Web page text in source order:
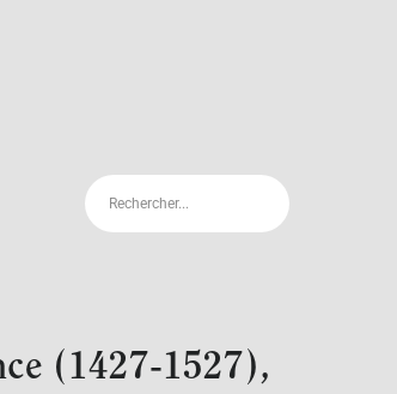
(1427-1527),